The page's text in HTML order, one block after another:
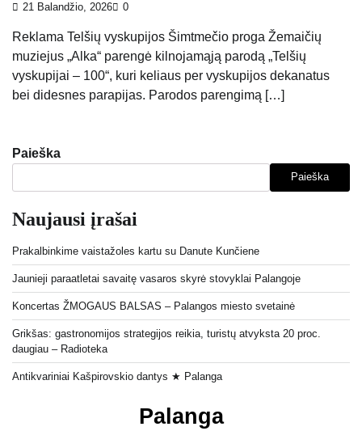
21 Balandžio, 2026 0
Reklama Telšių vyskupijos Šimtmečio proga Žemaičių
muziejus „Alka“ parengė kilnojamąją parodą „Telšių
vyskupijai – 100“, kuri keliaus per vyskupijos dekanatus
bei didesnes parapijas. Parodos parengimą […]
Paieška
Paieška
Naujausi įrašai
Prakalbinkime vaistažoles kartu su Danute Kunčiene
Jaunieji paraatletai savaitę vasaros skyrė stovyklai Palangoje
Koncertas ŽMOGAUS BALSAS – Palangos miesto svetainė
Grikšas: gastronomijos strategijos reikia, turistų atvyksta 20 proc.
daugiau – Radioteka
Antikvariniai Kašpirovskio dantys ★ Palanga
Palanga